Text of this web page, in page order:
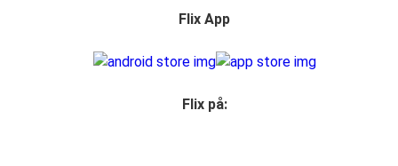
Flix App
Flix på: